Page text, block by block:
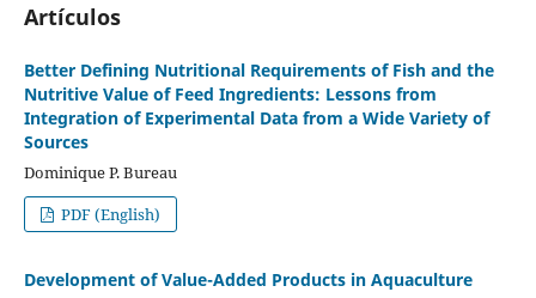
Artículos
Better Defining Nutritional Requirements of Fish and the
Nutritive Value of Feed Ingredients: Lessons from
Integration of Experimental Data from a Wide Variety of
Sources
Dominique P. Bureau
PDF (English)
Development of Value-Added Products in Aquaculture